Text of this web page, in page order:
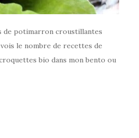
de potimarron croustillantes
le nombre de recettes de
bio dans mon bento ou